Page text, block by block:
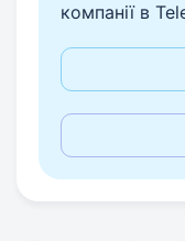
компанії в